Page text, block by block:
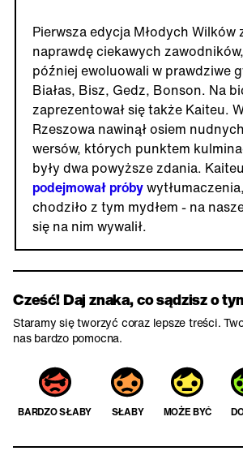
Pierwsza edycja Młodych Wilków
naprawdę ciekawych
później ewoluowali w prawdziwe
Białas, Bisz, Gedz, Bonson. Na
zaprezentował się także Kaiteu.
Rzeszowa nawinął osiem
wersów, których punktem
były dwa powyższe zdania.
podejmował próby
chodziło z tym mydłem - na
się na nim wywalił.
Cześć! Daj znaka, co sądzisz o
Staramy się tworzyć coraz lepsze treści.
nas bardzo pomocna.
BARDZO SŁABY SŁABY MOŻE BYĆ